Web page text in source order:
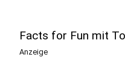
Facts for Fun mit
Anzeige